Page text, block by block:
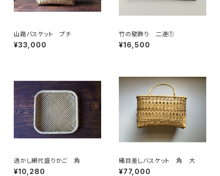
山路バスケット プチ
¥33,000
竹の壁飾り 二連①
¥16,500
透かし網代盛りかご 角
¥10,280
縄目差しバスケット 角 大
¥77,000